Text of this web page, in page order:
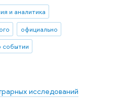
и аналитика
официально
событии
исследований